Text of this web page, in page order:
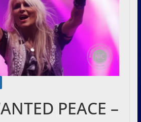
PEACE –